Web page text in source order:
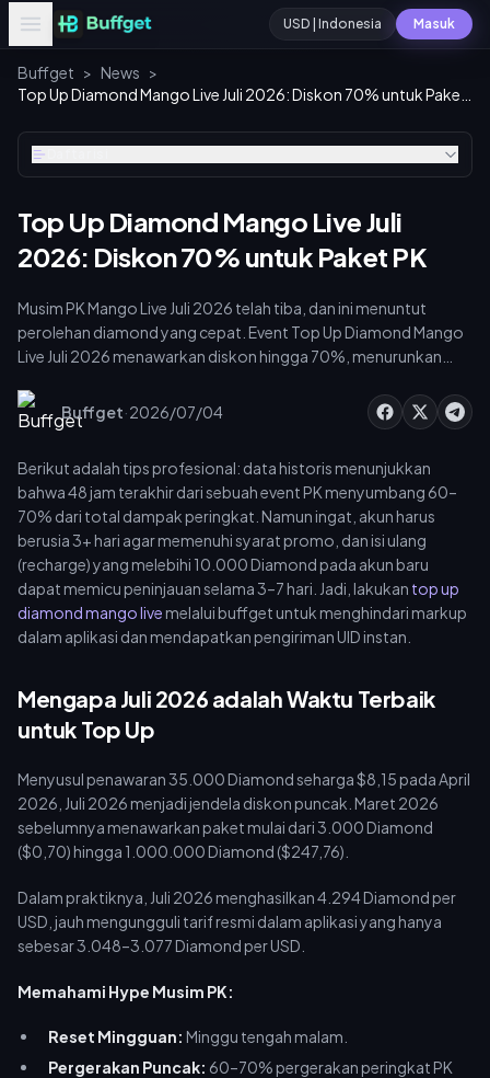
USD | Indonesia Masuk
Buffget > News >
Top Up Diamond Mango Live Juli
2026: Diskon 70% untuk Paket PK
Musim PK Mango Live Juli 2026 telah tiba, dan ini menuntut
perolehan diamond yang cepat. Event Top Up Diamond Mango
Live Juli 2026 menawarkan diskon hingga 70%, menurunkan
membuka tier koefisien PK 1,15x, yang menghasilkan 4.294
Diamond per USD. Dengan menggunakan input UID saja di
detik.
Buffget·2026/07/04
Berikut adalah tips profesional: data historis menunjukkan
bahwa 48 jam terakhir dari sebuah event PK menyumbang 60–
70% dari total dampak peringkat. Namun ingat, akun harus
berusia 3+ hari agar memenuhi syarat promo, dan isi ulang
(recharge) yang melebihi 10.000 Diamond pada akun baru
dapat memicu peninjauan selama 3–7 hari. Jadi, lakukan top up
diamond mango livemelalui buffget untuk menghindari markup
dalam aplikasi dan mendapatkan pengiriman UID instan.
Mengapa Juli 2026 adalah Waktu Terbaik
untuk Top Up
Menyusul penawaran 35.000 Diamond seharga $8,15 pada April
2026, Juli 2026 menjadi jendela diskon puncak. Maret 2026
sebelumnya menawarkan paket mulai dari 3.000 Diamond
($0,70) hingga 1.000.000 Diamond ($247,76).
Dalam praktiknya, Juli 2026 menghasilkan 4.294 Diamond per
USD, jauh mengungguli tarif resmi dalam aplikasi yang hanya
sebesar 3.048–3.077 Diamond per USD.
Memahami Hype Musim PK:
Reset Mingguan: Minggu tengah malam.
Pergerakan Puncak: 60–70% pergerakan peringkat PK